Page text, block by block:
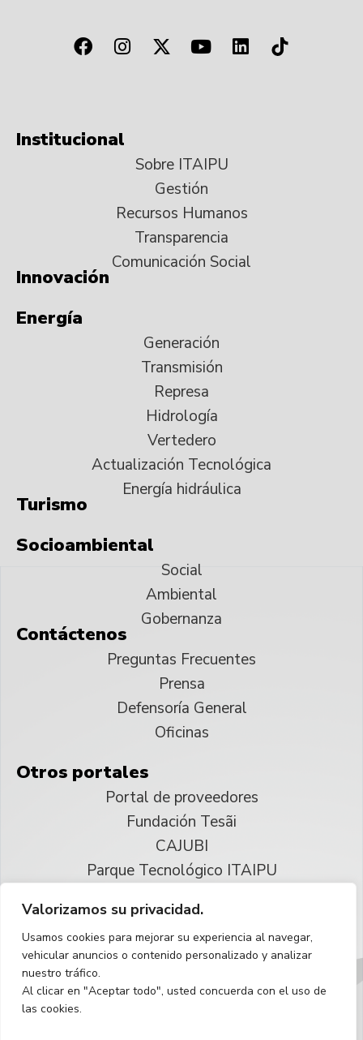
Valorizamos su privacidad.
Usamos cookies para mejorar su experiencia al navegar,
vehicular anuncios o contenido personalizado y analizar
nuestro tráfico.
Al clicar en "Aceptar todo", usted concuerda con el uso de
las cookies.
Institucional
Sobre ITAIPU
Gestión
Recursos Humanos
Transparencia
Comunicación Social
Innovación
Energía
Generación
Transmisión
Represa
Hidrología
Vertedero
Actualización Tecnológica
Energía hidráulica
Turismo
Socioambiental
Social
Ambiental
Gobernanza
Contáctenos
Preguntas Frecuentes
Prensa
Defensoría General
Oficinas
Otros portales
Portal de proveedores
Fundación Tesãi
CAJUBI
Parque Tecnológico ITAIPU
Reservados todos los derechos
Español